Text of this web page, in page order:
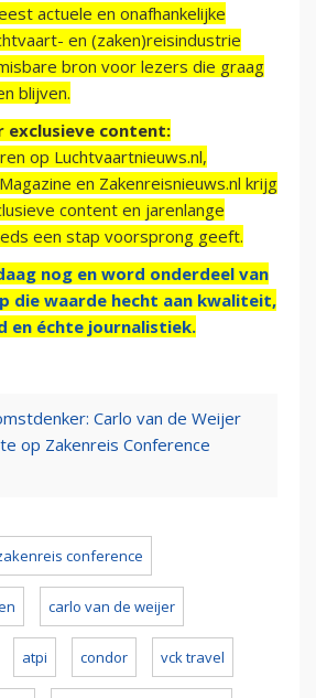
actuele en onafhankelijke
en (zaken)reisindustrie
bron voor lezers die graag
blijven.
exclusieve content:
op Luchtvaartnieuws.nl,
en Zakenreisnieuws.nl krijg
content en jarenlange
een stap voorsprong geeft.
nog en word onderdeel van
die waarde hecht aan kwaliteit,
en échte journalistiek.
Carlo van de Weijer
op Zakenreis Conference
conference
carlo van de weijer
atpi condor vck travel